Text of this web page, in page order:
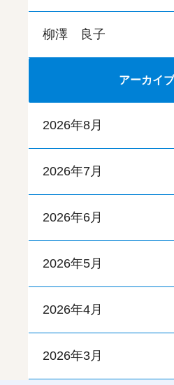
柳澤 良子
アーカイブ
2026年8月
2026年7月
2026年6月
2026年5月
2026年4月
2026年3月